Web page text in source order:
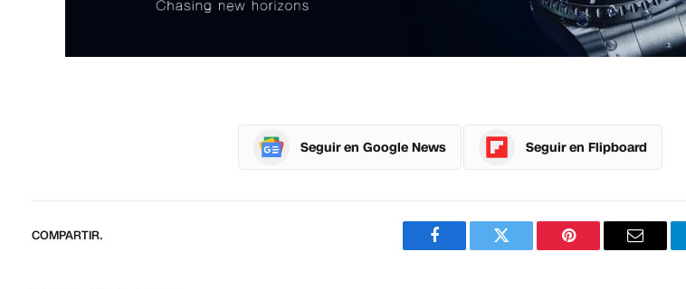
Seguir en Google News Seguir en Flipboard
COMPARTIR.
FacebookTwitter PinterestCorreo